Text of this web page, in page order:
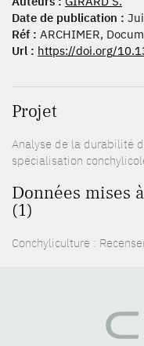
Date de publication :
Réf : ARCHIMER,
Url : https://doi.org/
Projet
Analyse de la durabilité
spécialisation
Données mises
(1)
Conchyliculture :